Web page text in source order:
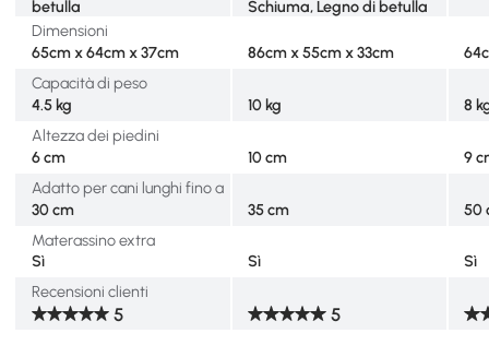
betulla
Schiuma, Legno di betulla
Dimensioni
65cm x 64cm x 37cm
86cm x 55cm x 33cm
Capacità di peso
4.5 kg
10 kg
8
Altezza dei piedini
6 cm
10 cm
9
Adatto per cani lunghi fino a
30 cm
35 cm
50
Materassino extra
Sì
Sì
Sì
Recensioni clienti
5 5